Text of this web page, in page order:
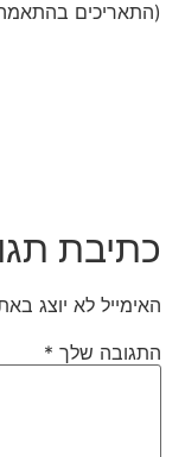
(התאריכים בהתאמה
כתיבת
האימייל לא יוצג באתר.
התגובה שלך*